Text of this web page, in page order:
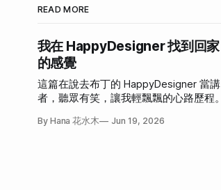
READ MORE
我在 HappyDesigner 找到回家
的感覺
這篇在說去布丁的 HappyDesigner 當講
者，聽眾有笑，讓我輕飄飄的心路歷程。
By Hana 花水木 Jun 19, 2026